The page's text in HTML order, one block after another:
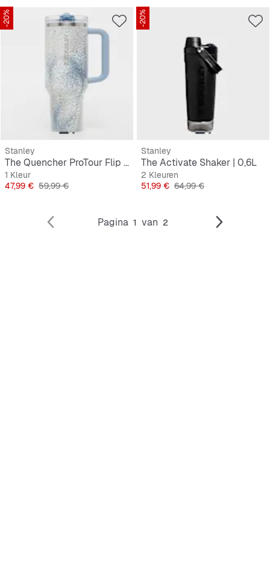
-20%
Stanley
The Quencher ProTour Flip Straw Tumbler | 1,2L
1 Kleur
Prijs
47,99 € Originele Prijs
59,99 €
-20%
Stanley
The Activate Shaker | 0,6L
2 Kleuren
Prijs
51,99 € Originele Prijs
64,99 €
Pagina 1 van 2